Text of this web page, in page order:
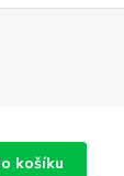
košíku